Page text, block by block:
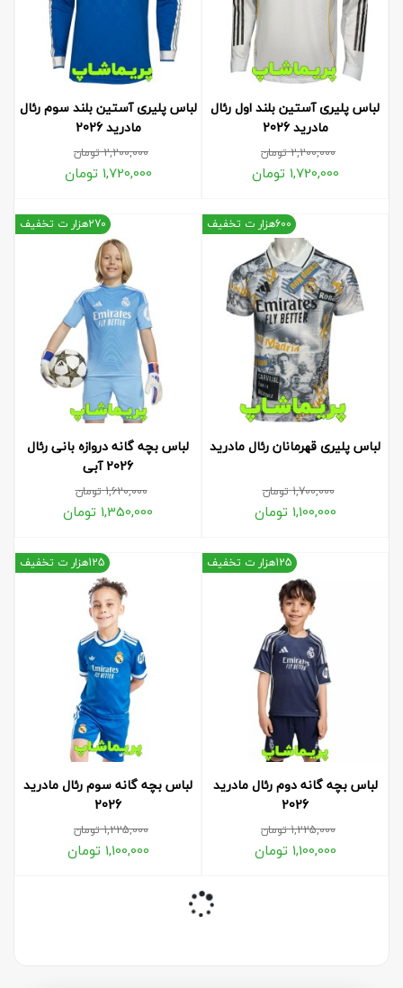
لباس پلیری آستین بلند اول رئال
مادرید 2026
2,200,000تومان
1,720,000 تومان
لباس پلیری آستین بلند سوم رئال
مادرید 2026
2,200,000تومان
1,720,000 تومان
لباس پلیری قهرمانان رئال مادرید
1,700,000تومان
1,100,000 تومان
600هزار ت تخفیف
لباس بچه گانه دروازه بانی رئال
2026 آبی
1,620,000تومان
1,350,000 تومان
270هزار ت تخفیف
لباس بچه گانه دوم رئال مادرید
2026
1,225,000تومان
1,100,000 تومان
125هزار ت تخفیف
لباس بچه گانه سوم رئال مادرید
2026
1,225,000تومان
1,100,000 تومان
125هزار ت تخفیف